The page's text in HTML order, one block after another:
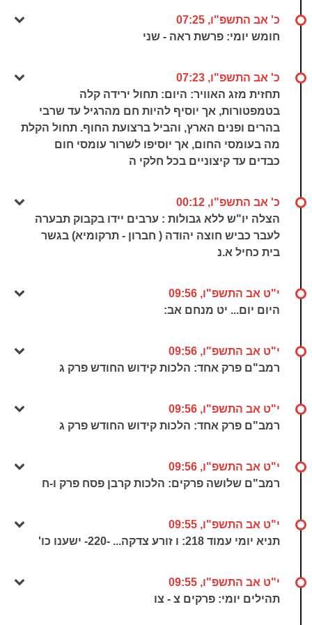
כ' אב התשפ"ו, 07:25
חומש יומי: פרשת ראה - שני
כ' אב התשפ"ו, 07:23
תחזית מזג האוויר: היום: תחול ירידה קלה
בטמפטורות, אך יוסיף להיות חם מהרגיל עד שרבי
בהרים ופנים הארץ, והביל ברצועת החוף. תחול הקלת
מה בעומסי החום, אך יוסיפו לשרור עומסי חום
כבדים עד קיצוניים בכל חלקי ה
כ' אב התשפ"ו, 00:12
הצלה יו"ש ללא גבולות : ערבים יידו בקבוק תבערה
לעבר כביש חוצה יהודה ( חברון - תרקומיא) בגשר
בית כחיל א.נ
י"ט אב התשפ"ו, 09:56
היום יום... יט מנחם אב:
י"ט אב התשפ"ו, 09:56
רמב"ם פרק אחד: הלכות קידוש החודש פרק ג
י"ט אב התשפ"ו, 09:56
רמב"ם פרק אחד: הלכות קידוש החודש פרק ג
י"ט אב התשפ"ו, 09:56
רמב"ם שלושה פרקים: הלכות קרבן פסח פרק ו-ח
י"ט אב התשפ"ו, 09:55
תניא יומי עמוד 218: ו זורע צדקה... -220- ישענו כו'
י"ט אב התשפ"ו, 09:55
תהילים יומי: פרקים צ - צו